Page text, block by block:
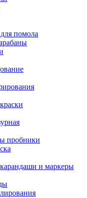
помола
пробники
и маркеры